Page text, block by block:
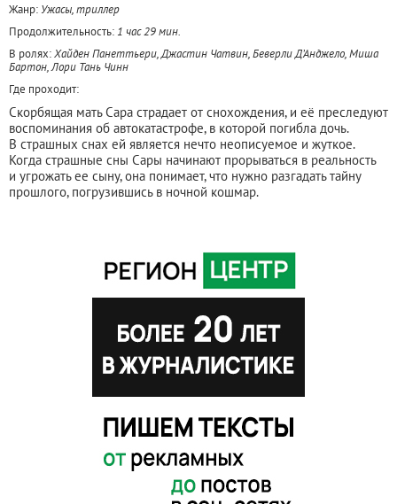
Жанр: Ужасы, триллер
Продолжительность: 1 час 29 мин.
В ролях:Хайден Панеттьери, Джастин Чатвин, Беверли Д’Анджело, Миша
Бартон, Лори Тань Чинн
Где проходит:
Скорбящая мать Сара страдает от снохождения, и её преследуют
воспоминания об автокатастрофе, в которой погибла дочь.
В страшных снах ей является нечто неописуемое и жуткое.
Когда страшные сны Сары начинают прорываться в реальность
и угрожать ее сыну, она понимает, что нужно разгадать тайну
прошлого, погрузившись в ночной кошмар.